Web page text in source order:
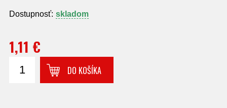
Dostupnosť: skladom
1,11 €
DO KOŠÍKA